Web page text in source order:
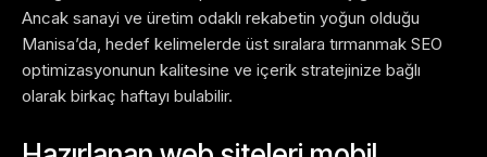
Ancak sanayi ve üretim odaklı rekabetin yoğun olduğu
Manisa’da, hedef kelimelerde üst sıralara tırmanmak SEO
optimizasyonunun kalitesine ve içerik stratejinize bağlı
olarak birkaç haftayı bulabilir.